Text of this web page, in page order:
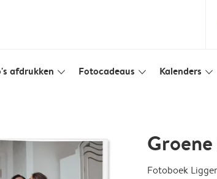
afdrukken slim_arrow_down Fotocadeaus slim_arrow_down Kalenders slim_arrow_down
Fotoboek